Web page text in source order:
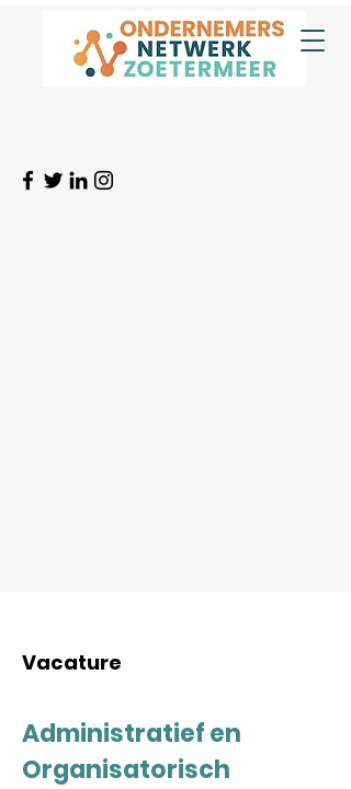
Vacature
Administratief en
Organisatorisch